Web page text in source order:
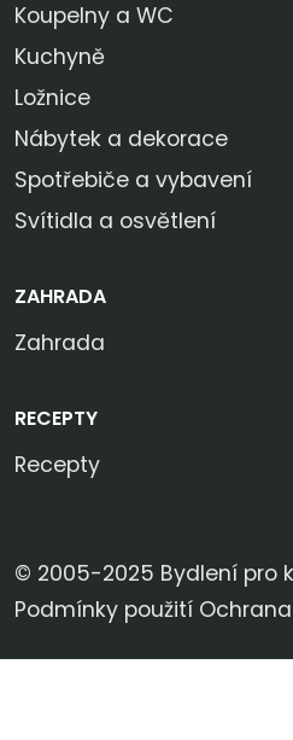
Koupelny a WC
Kuchyně
Ložnice
Nábytek a dekorace
Spotřebiče a vybavení
Svítidla a osvětlení
ZAHRADA
Zahrada
RECEPTY
Recepty
© 2005-2025 Bydlení pro
Podmínky použití